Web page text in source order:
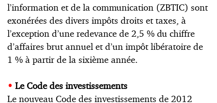
l’information et de la communication (ZBTIC) sont
exonérées des divers impôts droits et taxes, à
l’exception d’une redevance de 2,5 % du chiffre
d’affaires brut annuel et d’un impôt libératoire de
1 % à partir de la sixième année.
• Le Code des investissements
Le nouveau Code des investissements de 2012